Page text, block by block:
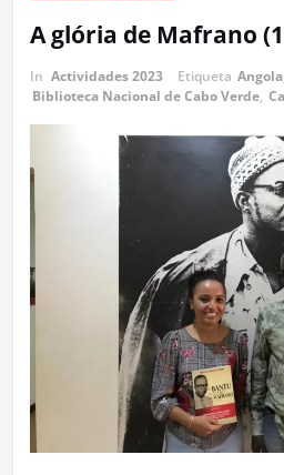
A glória de Mafrano
In Actividades 2023 Etiqueta Angola,
Biblioteca Nacional de Cabo Verde,